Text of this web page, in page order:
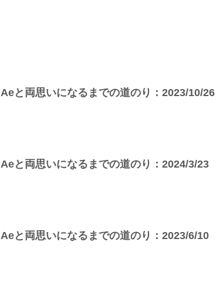
Aeと両思いになるまでの道のり：2023/10/26
Aeと両思いになるまでの道のり：2024/3/23
Aeと両思いになるまでの道のり：2023/6/10